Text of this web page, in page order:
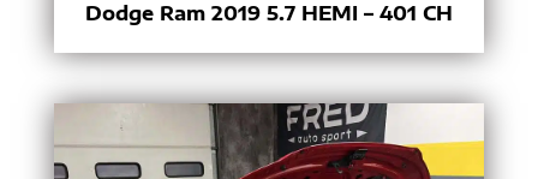
Dodge Ram 2019 5.7 HEMI – 401 CH